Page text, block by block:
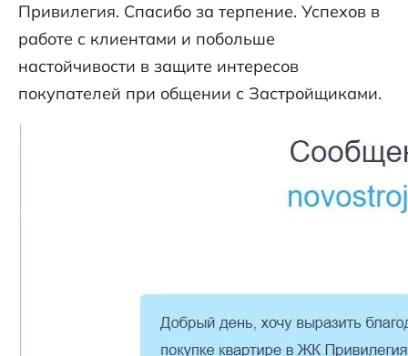
Привилегия. Спасибо за терпение. Успехов в
работе с клиентами и побольше
настойчивости в защите интересов
покупателей при общении с Застройщиками.